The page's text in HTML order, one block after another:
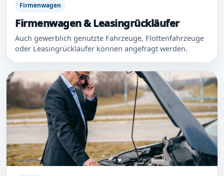
Firmenwagen
Firmenwagen & Leasingrückläufer
Auch gewerblich genutzte Fahrzeuge, Flottenfahrzeuge
oder Leasingrückläufer können angefragt werden.